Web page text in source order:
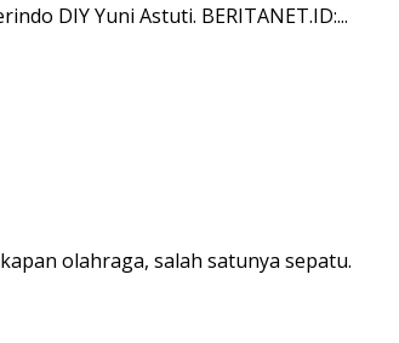
DIY Yuni Astuti. BERITANET.ID:...
olahraga, salah satunya sepatu.